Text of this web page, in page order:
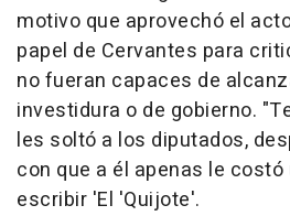
motivo que aprovechó el
papel de Cervantes para
no fueran capaces de
investidura o de gobierno.
les soltó a los diputados,
con que a él apenas le
escribir 'El 'Quijote'.